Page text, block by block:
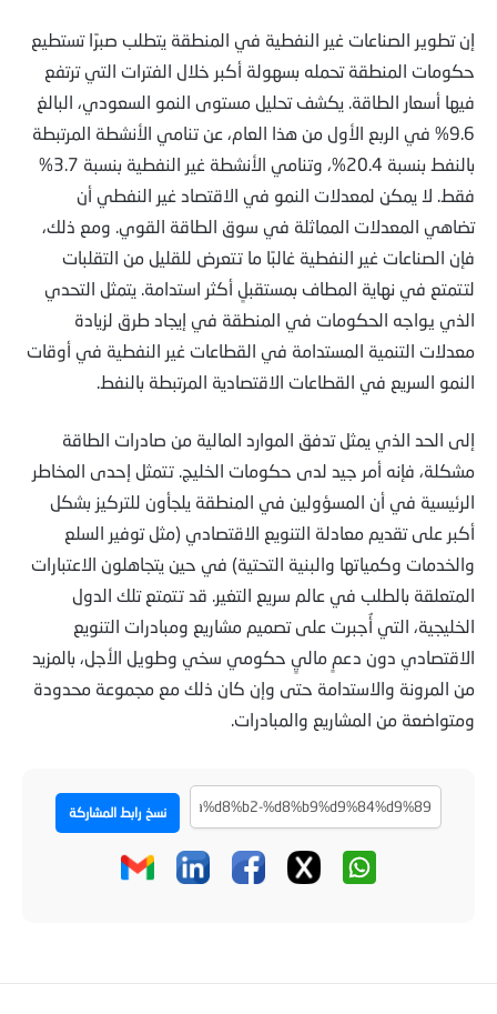
إن تطوير الصناعات غير النفطية في المنطقة يتطلب صبرًا تستطيع
حكومات المنطقة تحمله بسهولة أكبر خلال الفترات التي ترتفع
فيها أسعار الطاقة. يكشف تحليل مستوى النمو السعودي، البالغ
9.6% في الربع الأول من هذا العام، عن تنامي الأنشطة المرتبطة
بالنفط بنسبة 20.4%، وتنامي الأنشطة غير النفطية بنسبة 3.7%
فقط. لا يمكن لمعدلات النمو في الاقتصاد غير النفطي أن
تضاهي المعدلات المماثلة في سوق الطاقة القوي. ومع ذلك،
فإن الصناعات غير النفطية غالبًا ما تتعرض للقليل من التقلبات
لتتمتع في نهاية المطاف بمستقبلٍ أكثر استدامة. يتمثل التحدي
الذي يواجه الحكومات في المنطقة في إيجاد طرق لزيادة
معدلات التنمية المستدامة في القطاعات غير النفطية في أوقات
النمو السريع في القطاعات الاقتصادية المرتبطة بالنفط.
إلى الحد الذي يمثل تدفق الموارد المالية من صادرات الطاقة
مشكلة، فإنه أمر جيد لدى حكومات الخليج. تتمثل إحدى المخاطر
الرئيسية في أن المسؤولين في المنطقة يلجأون للتركيز بشكل
أكبر على تقديم معادلة التنويع الاقتصادي (مثل توفير السلع
والخدمات وكمياتها والبنية التحتية) في حين يتجاهلون الاعتبارات
المتعلقة بالطلب في عالم سريع التغير. قد تتمتع تلك الدول
الخليجية، التي أُجبرت على تصميم مشاريع ومبادرات التنويع
الاقتصادي دون دعمٍ ماليٍ حكومي سخي وطويل الأجل، بالمزيد
من المرونة والاستدامة حتى وإن كان ذلك مع مجموعة محدودة
ومتواضعة من المشاريع والمبادرات.
نسخ رابط المشاركة